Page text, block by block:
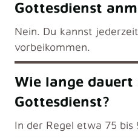
Gottesdienst
Nein. Du kannst
vorbeikommen.
Wie lange dauert
Gottesdienst?
In der Regel etwa 75 bis